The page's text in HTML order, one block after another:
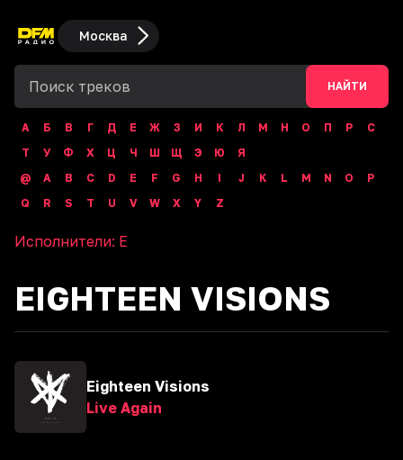
Москва
НАЙТИ
А Б В Г Д Е Ж З И К Л М Н О П Р
С
Т
У Ф Х Ц Ч Ш Щ Э Ю
Я
@
A B C D E F G H I J K L M N O
P
Q
R S T U V W X Y Z
Исполнители: E
EIGHTEEN VISIONS
Eighteen Visions
Live Again